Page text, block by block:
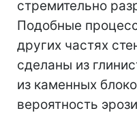
стремительно
Подобные
других частях
сделаны из
из каменных
вероятность